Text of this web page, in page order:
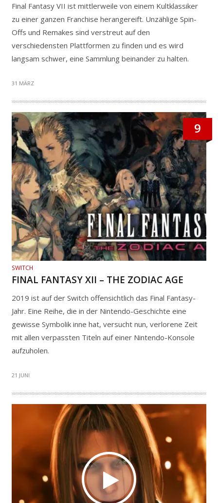
Final Fantasy VII ist mittlerweile von einem Kultklassiker
zu einer ganzen Franchise herangereift. Unzählige Spin-
Offs und Remakes sind verstreut auf den
verschiedensten Plattformen zu finden und es wird
langsam schwer, eine Sammlung beinander zu halten.
31 MÄRZ
9
SWITCH
FINAL FANTASY XII – THE ZODIAC AGE
2019 ist auf der Switch offensichtlich das Final Fantasy-
Jahr. Eine Reihe, die in der Nintendo-Geschichte eine
gewisse Symbolik inne hat, versucht nun, verlorene Zeit
mit allen verpassten Titeln auf einer Nintendo-Konsole
aufzuholen.
21 JUNI